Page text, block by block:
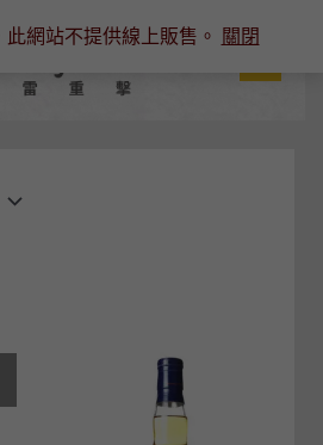
網站不提供線上販售。 關閉